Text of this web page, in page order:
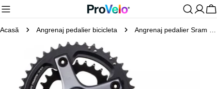
Sari
la
conținut
Acasă Angrenaj pedalier bicicleta
informațiile
despre